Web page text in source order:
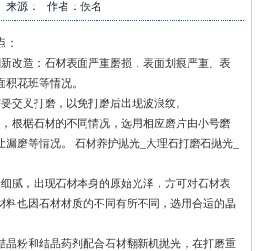
来源： 作者：佚名
：
改造：石材表面严重磨损，表面划痕严重、表
花班等情况。
交叉打磨，以免打磨后出现波浪纹。
根椐石材的不同情况，选用相应磨片由小号磨
磨等情况。 石材养护抛光_大理石打磨石抛光_
腻，出现石材本身的原始光泽，方可对石材表
料也因石材材质的不同有所不同，选用合适的晶
晶粉和结晶药剂配合石材翻新机抛光，在打磨重